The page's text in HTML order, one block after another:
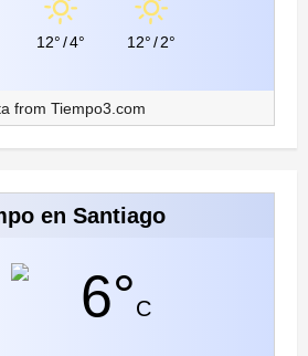
12°/4° 12°/2°
from Tiempo3.com
en Santiago
6°C